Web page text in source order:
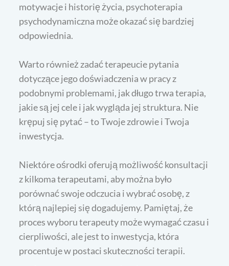
motywacje i historię życia, psychoterapia
psychodynamiczna może okazać się bardziej
odpowiednia.
Warto również zadać terapeucie pytania
dotyczące jego doświadczenia w pracy z
podobnymi problemami, jak długo trwa terapia,
jakie są jej cele i jak wygląda jej struktura. Nie
krępuj się pytać – to Twoje zdrowie i Twoja
inwestycja.
Niektóre ośrodki oferują możliwość konsultacji
z kilkoma terapeutami, aby można było
porównać swoje odczucia i wybrać osobę, z
którą najlepiej się dogadujemy. Pamiętaj, że
proces wyboru terapeuty może wymagać czasu i
cierpliwości, ale jest to inwestycja, która
procentuje w postaci skuteczności terapii.